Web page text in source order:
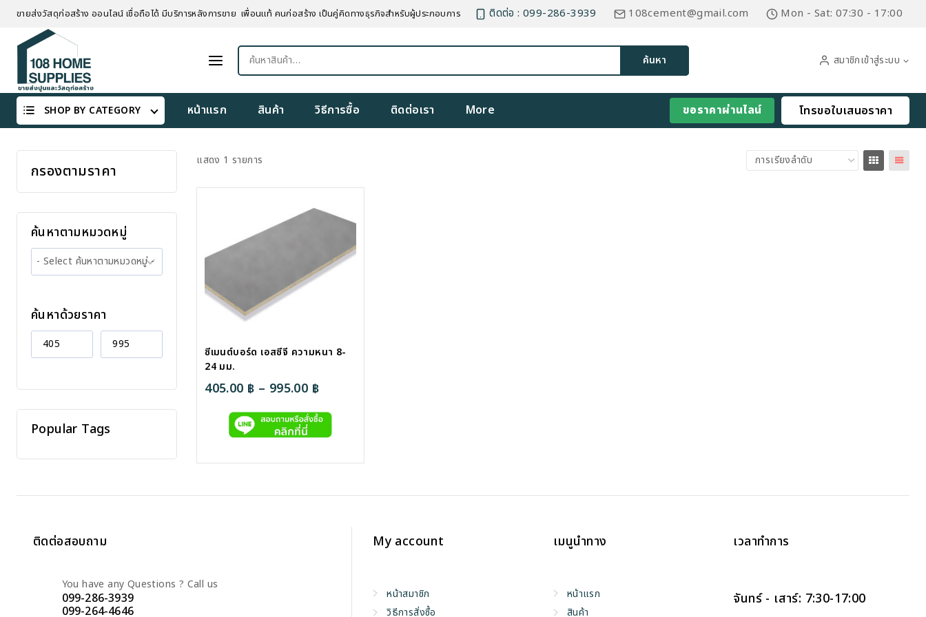
content
ขายส่งวัสดุก่อสร้าง ออนไลน์ เชื่อถือได้ มีบริการหลังการขาย เพื่อนแท้ คนก่อสร้าง เป็นคู่คิดทางธุรกิจสำหรับผู้ประกอบการ ติดต่อ : 099-286-3939 108cement@gmail.com Mon - Sat: 07:30 - 17:00
ค้นหา:
ค้นหา สมาชิกเข้าสู่ระบบ
SHOP BY CATEGORY หน้าแรก สินค้า วิธีการซื้อ ติดต่อเรา More ขอราคาผ่านไลน์ โทรขอใบเสนอราคา
แสดง 1 รายการ
ซีเมนต์บอร์ด เอสซีจี ความหนา 8-
24 มม.
405.00 ฿ – 995.00 ฿Price
range:
405.00 ฿
995.00 ฿
กรองตามราคา
ค้นหาตามหมวดหมู่
ค้นหาด้วยราคา
Popular Tags
ติดต่อสอบถาม
You have any Questions ? Call us
099-286-3939
099-264-4646
My account
หน้าสมาชิก
วิธีการสั่งซื้อ
เมนูนำทาง
หน้าแรก
สินค้า
เวลาทำการ
จันทร์ - เสาร์: 7:30-17:00